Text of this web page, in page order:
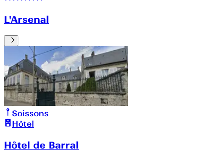
L'Arsenal
Soissons
Hôtel
Hôtel de Barral